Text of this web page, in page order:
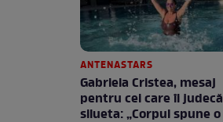
ANTENASTARS
Gabriela Cristea, mesaj
pentru cei care îi judecă
silueta: „Corpul spune o